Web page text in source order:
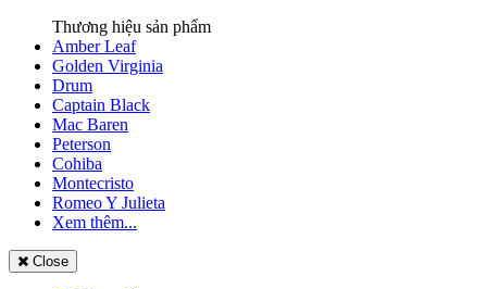
Thương hiệu sản phẩm
Amber Leaf
Golden Virginia
Drum
Captain Black
Mac Baren
Peterson
Cohiba
Montecristo
Romeo Y Julieta
Xem thêm...
Close